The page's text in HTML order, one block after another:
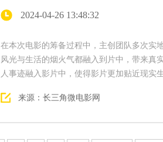
2024-04-26 13:48:32
在本次电影的筹备过程中，主创团队多次实
风光与生活的烟火气都融入到片中，带来真
人事迹融入影片中，使得影片更加贴近现实
来源：长三角微电影网